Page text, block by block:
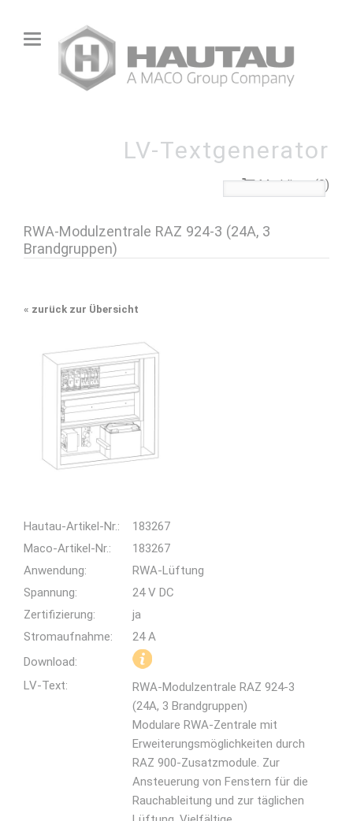
LV-Textgenerator
Merkliste (0)
RWA-Modulzentrale RAZ 924-3 (24A, 3
Brandgruppen)
« zurück zur Übersicht
Hautau-Artikel-Nr.:
183267
Maco-Artikel-Nr.:
183267
Anwendung:
RWA-Lüftung
Spannung:
24 V DC
Zertifizierung:
ja
Stromaufnahme:
24 A
Download:
LV-Text:
RWA-Modulzentrale RAZ 924-3
(24A, 3 Brandgruppen)
Modulare RWA-Zentrale mit
Erweiterungsmöglichkeiten durch
RAZ 900-Zusatzmodule. Zur
Ansteuerung von Fenstern für die
Rauchableitung und zur täglichen